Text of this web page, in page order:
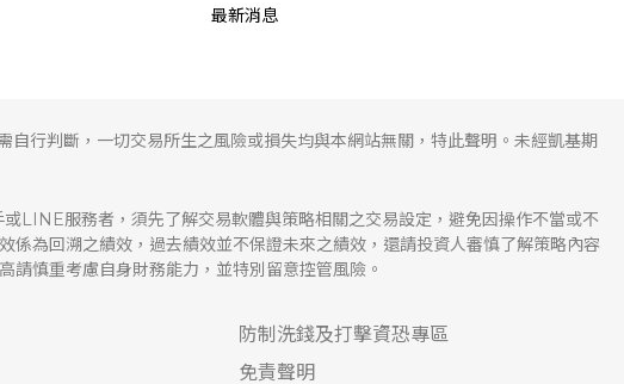
最新消息
行判斷，一切交易所生之風險或損失均與本網站無關，特此聲明。未經凱基期
LINE服務者，須先了解交易軟體與策略相關之交易設定，避免因操作不當或不
為回溯之績效，過去績效並不保證未來之績效，還請投資人審慎了解策略內容
慎重考慮自身財務能力，並特別留意控管風險。
防制洗錢及打擊資恐專區
免責聲明